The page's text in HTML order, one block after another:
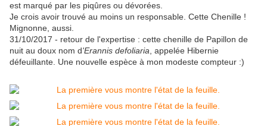
est marqué par les piqûres ou dévorées.
Je crois avoir trouvé au moins un responsable. Cette Chenille !
Mignonne, aussi.
31/10/2017 - retour de l'expertise : cette chenille de Papillon de
nuit au doux nom d'Erannis defoliaria , appelée Hibernie
défeuillante. Une nouvelle espèce à mon modeste compteur :)